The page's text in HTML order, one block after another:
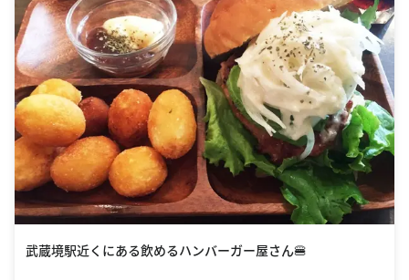
武蔵境駅近くにある飲めるハンバーガー屋さん🍔